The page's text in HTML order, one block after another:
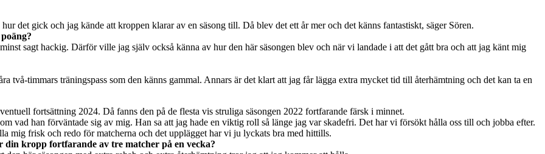
det gick och jag kände att kroppen klarar av en säsong till. Då blev det ett år mer och det känns fantastiskt, säger Sören.
sagt hackig. Därför ville jag själv också känna av hur den här säsongen blev och när vi landade i att det gått bra och att jag känt mig
två-timmars träningspass som den känns gammal. Annars är det klart att jag får lägga extra mycket tid till återhämtning och det kan ta en
fortsättning 2024. Då fanns den på de flesta vis struliga säsongen 2022 fortfarande färsk i minnet.
vad han förväntade sig av mig. Han sa att jag hade en viktig roll så länge jag var skadefri. Det har vi försökt hålla oss till och jobba efter.
mig frisk och redo för matcherna och det upplägget har vi ju lyckats bra med hittills.
kropp fortfarande av tre matcher på en vecka?